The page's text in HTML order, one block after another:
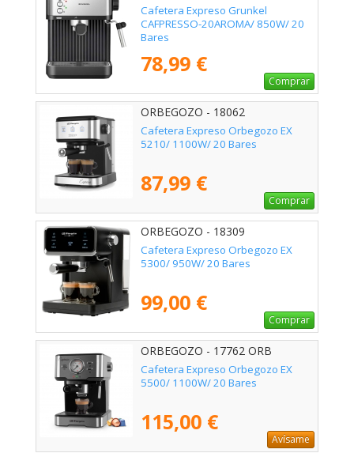
20AROMA
Cafetera Expreso Grunkel
CAFPRESSO-20AROMA/ 850W/ 20
Bares
78,99 €
Comprar
ORBEGOZO - 18062
Cafetera Expreso Orbegozo EX
5210/ 1100W/ 20 Bares
87,99 €
Comprar
ORBEGOZO - 18309
Cafetera Expreso Orbegozo EX
5300/ 950W/ 20 Bares
99,00 €
Comprar
ORBEGOZO - 17762 ORB
Cafetera Expreso Orbegozo EX
5500/ 1100W/ 20 Bares
115,00 €
Avísame